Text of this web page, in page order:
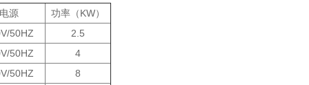
电源
功率（KW）
50HZ
2.5
50HZ
4
50HZ
8